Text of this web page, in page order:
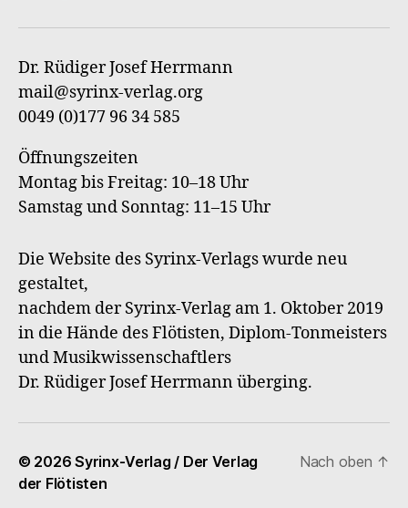
an
Dr. Rüdiger Josef Herrmann
mail@syrinx-verlag.org
0049 (0)177 96 34 585
Öffnungszeiten
Montag bis Freitag: 10–18 Uhr
Samstag und Sonntag: 11–15 Uhr
Die Website des Syrinx-Verlags wurde neu
gestaltet,
nachdem der Syrinx-Verlag am 1. Oktober 2019
in die Hände des Flötisten, Diplom-Tonmeisters
und Musikwissenschaftlers
Dr. Rüdiger Josef Herrmann überging.
© 2026Syrinx-Verlag / Der Verlag
der Flötisten
Nach oben ↑